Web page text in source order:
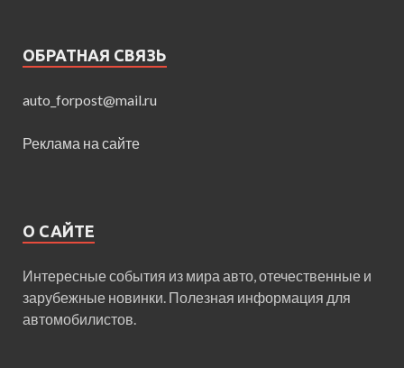
ОБРАТНАЯ СВЯЗЬ
auto_forpost@mail.ru
Реклама на сайте
О САЙТЕ
Интересные события из мира авто, отечественные и
зарубежные новинки. Полезная информация для
автомобилистов.